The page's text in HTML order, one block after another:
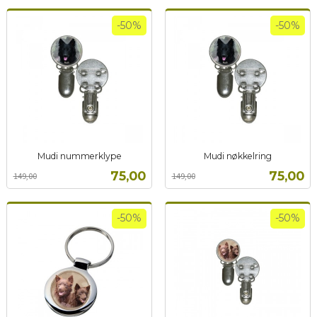
Mudi nummerklype
Tilbud
75,00
149,00
-50%
mva.
Mudi nøkkelring
Tilbud
75,00
149,00
-50%
mva.
-50% -50%